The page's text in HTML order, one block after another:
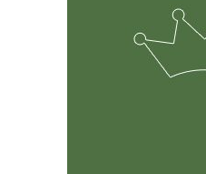
La solución fue
agricultores y su